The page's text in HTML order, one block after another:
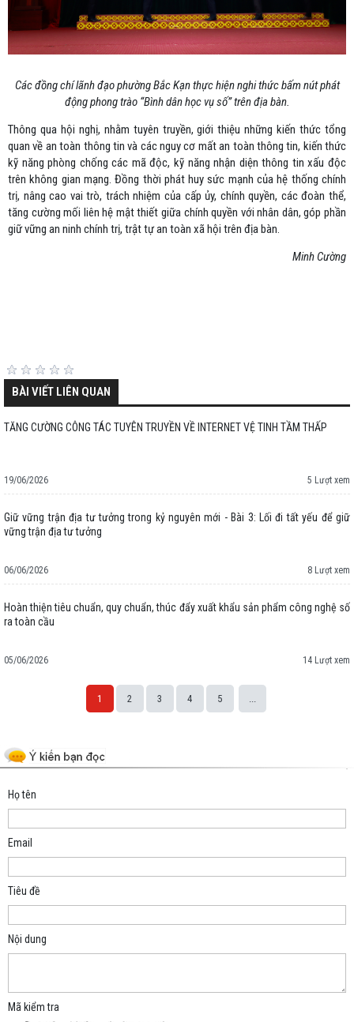
Các đồng chí lãnh đạo phường Bắc Kạn thực hiện nghi thức bấm nút phát
động phong trào “Bình dân học vụ số” trên địa bàn.
Thông qua hội nghị, nhằm tuyên truyền, giới thiệu những kiến thức tổng
quan về an toàn thông tin và các nguy cơ mất an toàn thông tin, kiến thức
kỹ năng phòng chống các mã độc, kỹ năng nhận diện thông tin xấu độc
trên không gian mạng. Đồng thời phát huy sức mạnh của hệ thống chính
trị, nâng cao vai trò, trách nhiệm của cấp ủy, chính quyền, các đoàn thể,
tăng cường mối liên hệ mật thiết giữa chính quyền với nhân dân, góp phần
giữ vững an ninh chính trị, trật tự an toàn xã hội trên địa bàn.
Minh Cường
BÀI VIẾT LIÊN QUAN
TĂNG CƯỜNG CÔNG TÁC TUYÊN TRUYỀN VỀ INTERNET VỆ TINH TẦM THẤP
19/06/2026 5 Lượt xem
Giữ vững trận địa tư tưởng trong kỷ nguyên mới - Bài 3: Lối đi tất yếu để giữ
vững trận địa tư tưởng
06/06/2026 8 Lượt xem
Hoàn thiện tiêu chuẩn, quy chuẩn, thúc đẩy xuất khẩu sản phẩm công nghệ số
ra toàn cầu
05/06/2026 14 Lượt xem
1 2 3 4 5 ...
Họ tên
Email
Tiêu đề
Nội dung
Mã kiểm tra